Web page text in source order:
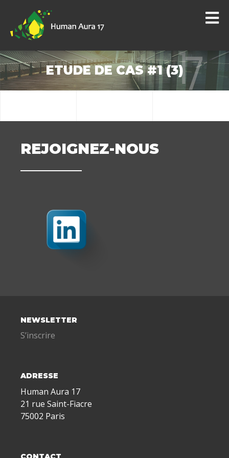
ETUDE DE CAS #1 (3)
REJOIGNEZ-NOUS
NEWSLETTER
S’inscrire
ADRESSE
Human Aura 17
21 rue Saint-Fiacre
75002 Paris